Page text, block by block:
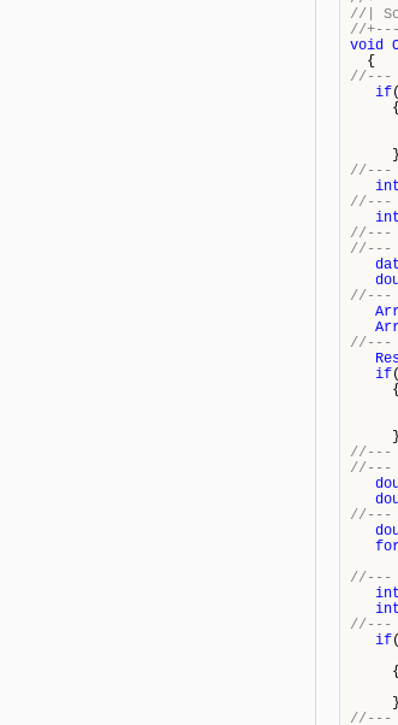
//|
//
void
{
//---
if(
{
}
//---
int
//---
int
//---
//---
//---
//---
if(
{
}
//---
//---
//---
//---
int
int
//---
if
{
}
//---